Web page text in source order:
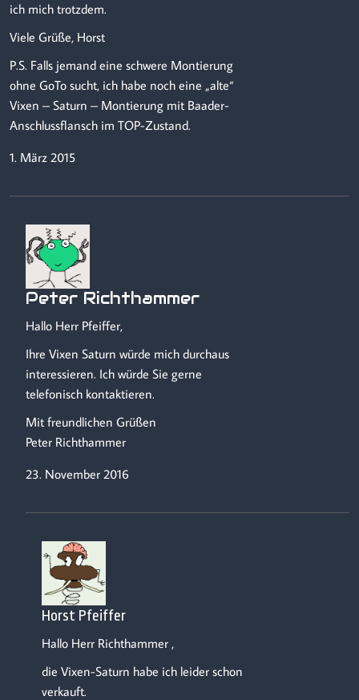
ich mich trotzdem.
Viele Grüße, Horst
P.S. Falls jemand eine schwere Montierung
ohne GoTo sucht, ich habe noch eine „alte“
Vixen – Saturn – Montierung mit Baader-
Anschlussflansch im TOP-Zustand.
1. März 2015
Peter Richthammer
Hallo Herr Pfeiffer,
Ihre Vixen Saturn würde mich durchaus
interessieren. Ich würde Sie gerne
telefonisch kontaktieren.
Mit freundlichen Grüßen
Peter Richthammer
23. November 2016
Horst Pfeiffer
Hallo Herr Richthammer ,
die Vixen-Saturn habe ich leider schon
verkauft.